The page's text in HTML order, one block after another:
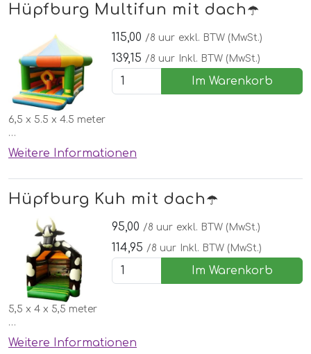
Hüpfburg Multifun mit dach☂️
115,00 /8 uur exkl. BTW (MwSt.)
139,15 /8 uur Inkl. BTW (MwSt.)
Im Warenkorb
6,5 x 5.5 x 4.5 meter
☂️Mit Dach für Sonne und Regen!
✅Kostenlose lieferung, aufbau und abbau in Nordhorn
Weitere Informationen
Hüpfburg Kuh mit dach☂️
95,00 /8 uur exkl. BTW (MwSt.)
114,95 /8 uur Inkl. BTW (MwSt.)
Im Warenkorb
5,5 x 4 x 5,5 meter
☂️Dach gegen Regen oder Sonne!
✅Kostenlose lieferung, aufbau und abbau in Nordhorn
Weitere Informationen